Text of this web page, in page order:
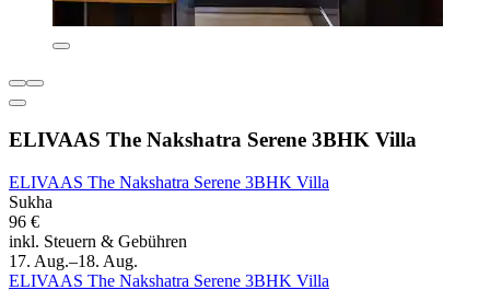
ELIVAAS The Nakshatra Serene 3BHK Villa
ELIVAAS The Nakshatra Serene 3BHK Villa
Sukha
96 €
inkl. Steuern & Gebühren
17. Aug.–18. Aug.
ELIVAAS The Nakshatra Serene 3BHK Villa